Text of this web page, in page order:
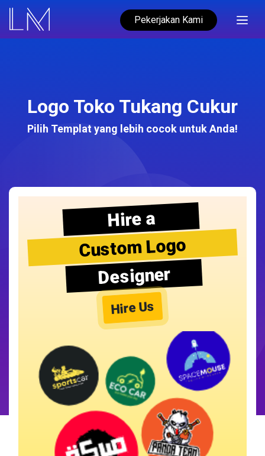
Pekerjakan Kami
Logo Toko Tukang Cukur
Pilih Templat yang lebih cocok untuk Anda!
Hire a
Custom Logo
Designer
Hire Us